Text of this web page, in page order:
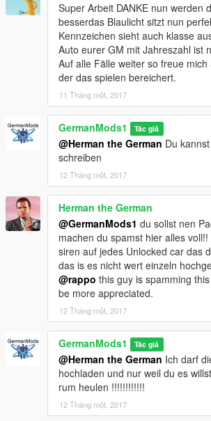
Super Arbeit DANKE nun werden
besserdas Blaulicht sitzt nun
Kennzeichen sieht auch klasse
Auto eurer GM mit Jahreszahl ist
Auf alle Fälle weiter so freue mich
der das spielen bereichert.
11 Tháng một, 2017
GermanMods1 Tác giả
@Herman the German Du
schreiben
12 Tháng một, 2017
Herman the German
@GermanMods1 du sollst nen
machen du spamst hier alles
siren auf jedes Unlocked car das
das is es nicht wert einzeln
@rappo this guy is spamming
be more appreciated.
12 Tháng một, 2017
GermanMods1 Tác giả
@Herman the German Ich darf
hochladen und nur weil du es
rum heulen !!!!!!!!!!!!
12 Tháng một, 2017